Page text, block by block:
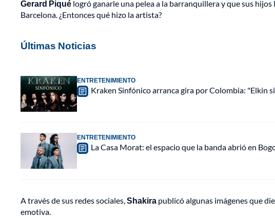
Gerard Piqué logró ganarle una pelea a la barranquillera y que sus
Barcelona. ¿Entonces qué hizo la artista?
Últimas Noticias
ENTRETENIMIENTO
Kraken Sinfónico arranca gira por Colombia: "Elkin
ENTRETENIMIENTO
La Casa Morat: el espacio que la banda abrió en
A través de sus redes sociales,Shakira publicó algunas imágenes que
emotiva.